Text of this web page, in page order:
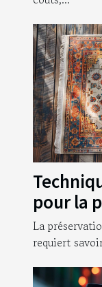
pour la
anciens
La
requiert